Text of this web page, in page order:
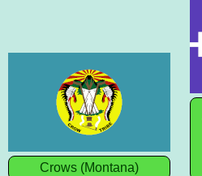
Crows (Montana)